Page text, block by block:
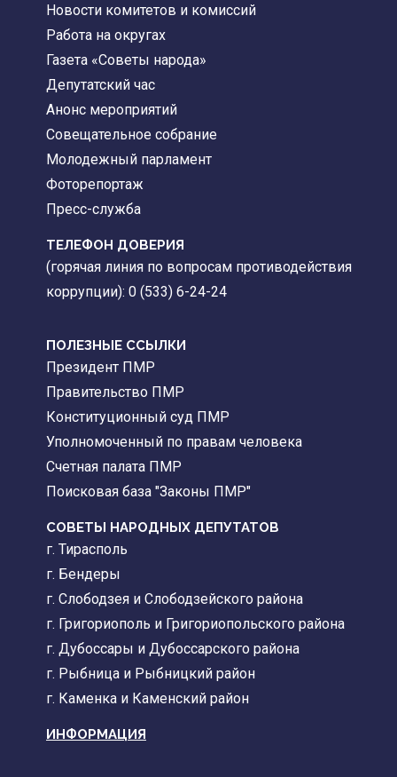
Новости комитетов и комиссий
Работа на округах
Газета «Советы народа»
Депутатский час
Анонс мероприятий
Совещательное собрание
Молодежный парламент
Фоторепортаж
Пресс-служба
ТЕЛЕФОН ДОВЕРИЯ
(горячая линия по вопросам противодействия
коррупции): 0 (533) 6-24-24
ПОЛЕЗНЫЕ ССЫЛКИ
Президент ПМР
Правительство ПМР
Конституционный суд ПМР
Уполномоченный по правам человека
Счетная палата ПМР
Поисковая база "Законы ПМР"
СОВЕТЫ НАРОДНЫХ ДЕПУТАТОВ
г. Тирасполь
г. Бендеры
г. Слободзея и Слободзейского района
г. Григориополь и Григориопольского района
г. Дубоссары и Дубоссарского района
г. Рыбница и Рыбницкий район
г. Каменка и Каменский район
ИНФОРМАЦИЯ